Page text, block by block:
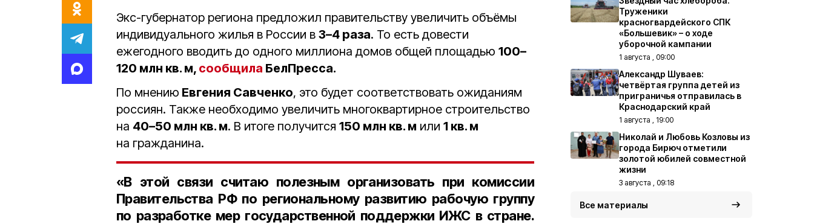
Экс-губернатор региона предложил правительству увеличить объёмы
индивидуального жилья в России в 3–4 раза. То есть довести
ежегодного вводить до одного миллиона домов общей площадью 100–
120 млн кв. м, сообщила БелПресса.
По мнению Евгения Савченко, это будет соответствовать ожиданиям
россиян. Также необходимо увеличить многоквартирное строительство
на 40–50 млн кв. м. В итоге получится 150 млн кв. м или 1 кв. м
на гражданина.
«В этой связи считаю полезным организовать при комиссии
Правительства РФ по региональному развитию рабочую группу
по разработке мер государственной поддержки ИЖС в стране.
Труженики
красногвардейского СПК
«Большевик» – о ходе
уборочной кампании
1 августа , 09:00
Александр Шуваев:
четвёртая группа детей из
приграничья отправилась в
Краснодарский край
1 августа , 19:00
Николай и Любовь Козловы из
города Бирюч отметили
золотой юбилей совместной
жизни
3 августа , 09:18
Все материалы